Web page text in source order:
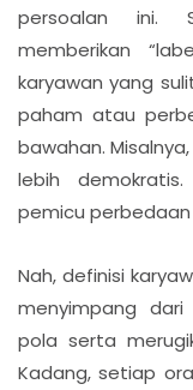
persoalan ini.
memberikan
karyawan yang
paham atau
bawahan. Misalnya,
lebih
pemicu
Nah, definisi
menyimpang
pola serta
Kadang, setiap